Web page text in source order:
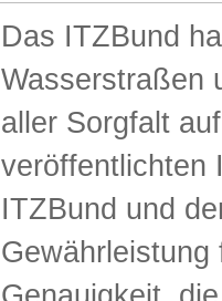
Das ITZBund
Wasserstraßen
aller Sorgfalt
veröffentlichten
ITZBund und